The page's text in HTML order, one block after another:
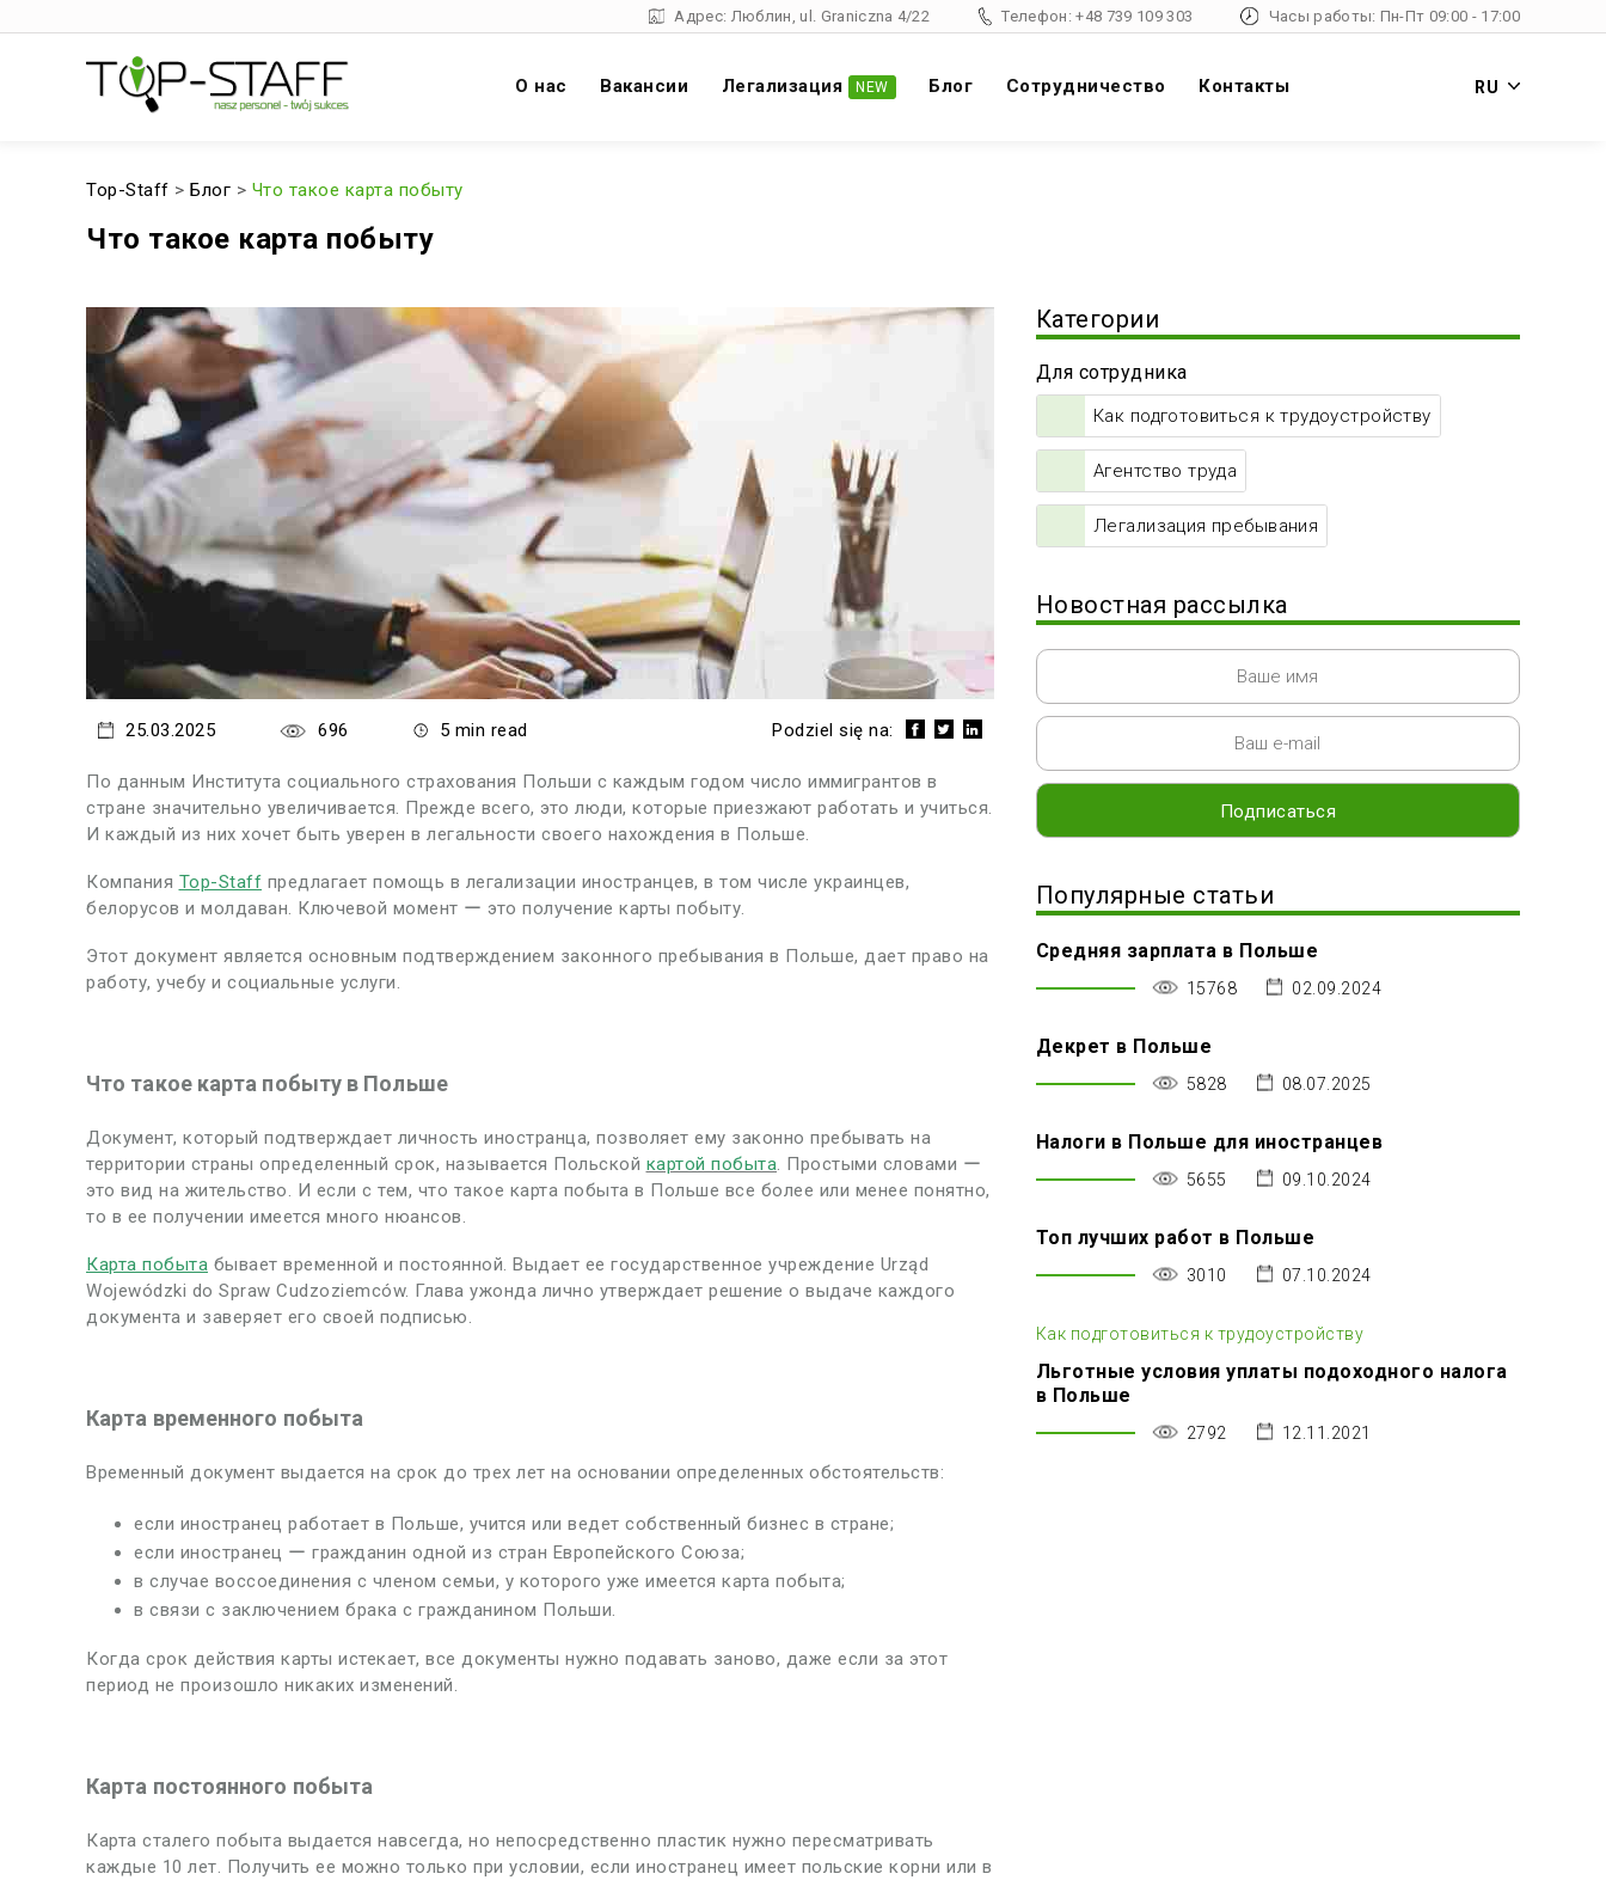
Адрес: Люблин, ul. Graniczna 4/22 Телефон: +48 739 109 303 Часы работы: Пн-Пт 09:00 - 17:00
О нас Вакансии Легализация NEW Блог Cотрудничество Контакты RU
Top-Staff > Блог > Что такое карта побыту
Что такое карта побыту
25.03.2025 696 5 min read Podziel się na:
По данным Института социального страхования Польши с каждым годом число иммигрантов в
стране значительно увеличивается. Прежде всего, это люди, которые приезжают работать и учиться.
И каждый из них хочет быть уверен в легальности своего нахождения в Польше.
Компания Top-Staff предлагает помощь в легализации иностранцев, в том числе украинцев,
белорусов и молдаван. Ключевой момент ー это получение карты побыту.
Этот документ является основным подтверждением законного пребывания в Польше, дает право на
работу, учебу и социальные услуги.
Что такое карта побыту в Польше
Документ, который подтверждает личность иностранца, позволяет ему законно пребывать на
территории страны определенный срок, называется Польской картой побыта . Простыми словами ー
это вид на жительство. И если с тем, что такое карта побыта в Польше все более или менее понятно,
то в ее получении имеется много нюансов.
Карта побыта бывает временной и постоянной. Выдает ее государственное учреждение Urząd
Wojewódzki do Spraw Cudzoziemców. Глава ужонда лично утверждает решение о выдаче каждого
документа и заверяет его своей подписью.
Карта временного побыта
Временный документ выдается на срок до трех лет на основании определенных обстоятельств:
если иностранец работает в Польше, учится или ведет собственный бизнес в стране;
если иностранец ー гражданин одной из стран Европейского Союза;
в случае воссоединения с членом семьи, у которого уже имеется карта побыта;
в связи с заключением брака с гражданином Польши.
Когда срок действия карты истекает, все документы нужно подавать заново, даже если за этот
период не произошло никаких изменений.
Карта постоянного побыта
Карта сталего побыта выдается навсегда, но непосредственно пластик нужно пересматривать
каждые 10 лет. Получить ее можно только при условии, если иностранец имеет польские корни или в
Категории
Для сотрудника
Как подготовиться к трудоустройству
Агентство труда
Легализация пребывания
Новостная рассылка
Популярные статьи
Средняя зарплата в Польше
15768 02.09.2024
Декрет в Польше
5828 08.07.2025
Налоги в Польше для иностранцев
5655 09.10.2024
Топ лучших работ в Польше
3010 07.10.2024
Как подготовиться к трудоустройству
Льготные условия уплаты подоходного налога
в Польше
2792 12.11.2021